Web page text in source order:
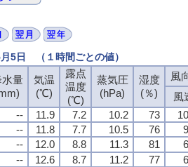
5日 （１時間ごとの値）
水量
気温
(℃)
露点
温度
(℃)
蒸気圧
(hPa)
湿度
(％)
風
風
-- 11.9 7.2 10.2 73
-- 11.8 7.7 10.5 76
-- 12.0 8.8 11.3 81
-- 12.6 8.7 11.2 77
水量
気温
(℃)
露点
温度
(℃)
蒸気圧
(hPa)
湿度
(％)
風
風
-- 11.9 7.2 10.2 73
-- 11.8 7.7 10.5 76
-- 12.0 8.8 11.3 81
-- 12.6 8.7 11.2 77
水量
気温
(℃)
露点
温度
(℃)
蒸気圧
(hPa)
湿度
(％)
風
風
-- 11.9 7.2 10.2 73
-- 11.8 7.7 10.5 76
-- 12.0 8.8 11.3 81
-- 12.6 8.7 11.2 77
水量
気温
(℃)
露点
温度
(℃)
蒸気圧
(hPa)
湿度
(％)
風
風
-- 11.9 7.2 10.2 73
-- 11.8 7.7 10.5 76
-- 12.0 8.8 11.3 81
-- 12.6 8.7 11.2 77